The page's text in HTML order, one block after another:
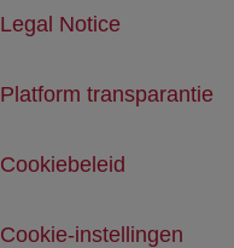
Legal Notice
Platform transparantie
Cookiebeleid
Cookie-instellingen